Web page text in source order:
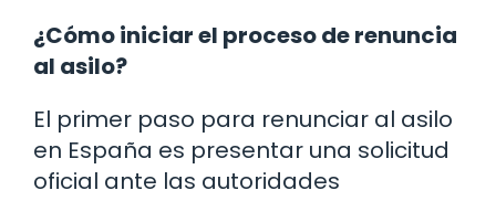
¿Cómo iniciar el proceso de renuncia
al asilo?
El primer paso para renunciar al asilo
en España es presentar una solicitud
oficial ante las autoridades